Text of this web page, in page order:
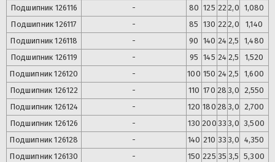
Подшипник 126116 - 80 125 222,0 1,080
Подшипник 126117 - 85 130 222,0
1,140
Подшипник 126118 - 90 140 24 2,5
1,480
Подшипник 126119 - 95 145 24 2,5
1,520
Подшипник 126120 - 100 150 24 2,5
1,600
Подшипник 126122 - 110 170 28 3,0 2,550
Подшипник 126124 - 120 180 28 3,0 2,700
Подшипник 126126 - 130 200 33 3,0 3,500
Подшипник 126128 - 140 210 33 3,0 4,350
Подшипник 126130 - 150 225 35 3,5 5,300